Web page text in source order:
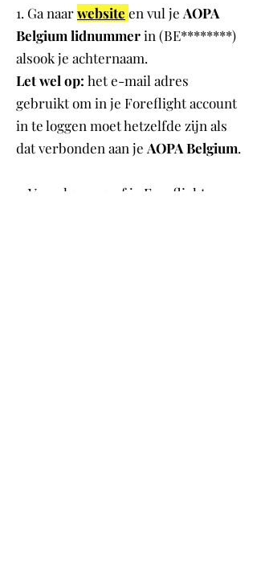
1. Ga naarwebsite en vul je AOPA
Belgium lidnummerin (BE********)
alsook je achternaam.
Let wel op: het e-mail adres
gebruikt om in je Foreflight account
in te loggen moet hetzelfde zijn als
dat verbonden aan je AOPA Belgium.
2. Vervolgens geef je Foreflight